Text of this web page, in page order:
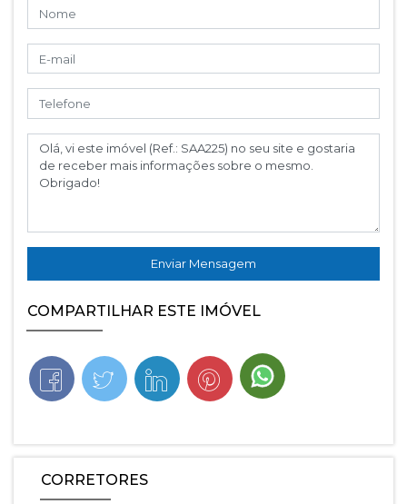
Enviar Mensagem
COMPARTILHAR ESTE IMÓVEL
CORRETORES